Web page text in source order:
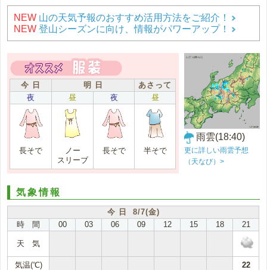
NEW 山の天気予報のおすすめ活用方法をご紹介！
NEW 登山シーズンに向け、情報がパワーアップ！
今 日 明 日
あさって
夜
昼 夜 昼
長そで
ノー
スリーブ
長そで 半そで
雨雲(18:40)
更に詳しい雨雲予想
（天なび）>
気象情報
今 日 8/7(金)
時 間
00 03 06 09 12 15 18 21
天 気
気温(℃)
22